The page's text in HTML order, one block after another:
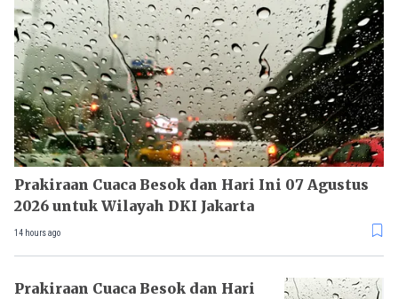
Prakiraan Cuaca Besok dan Hari Ini 07 Agustus
2026 untuk Wilayah DKI Jakarta
14 hours ago
Prakiraan Cuaca Besok dan Hari